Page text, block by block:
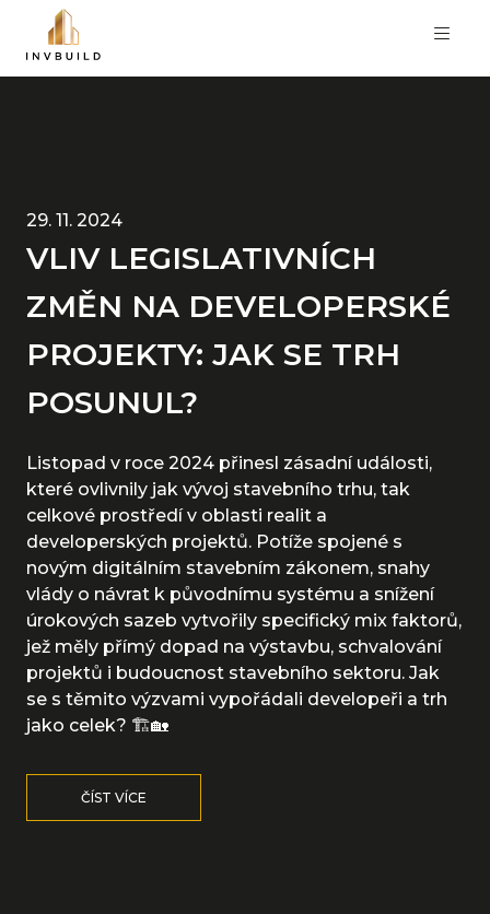
29. 11. 2024
VLIV LEGISLATIVNÍCH
ZMĚN NA DEVELOPERSKÉ
PROJEKTY: JAK SE TRH
POSUNUL?
Listopad v roce 2024 přinesl zásadní události,
které ovlivnily jak vývoj stavebního trhu, tak
celkové prostředí v oblasti realit a
developerských projektů. Potíže spojené s
novým digitálním stavebním zákonem, snahy
vlády o návrat k původnímu systému a snížení
úrokových sazeb vytvořily specifický mix faktorů,
jež měly přímý dopad na výstavbu, schvalování
projektů i budoucnost stavebního sektoru. Jak
se s těmito výzvami vypořádali developeři a trh
jako celek? 🏗️🏡
ČÍST VÍCE